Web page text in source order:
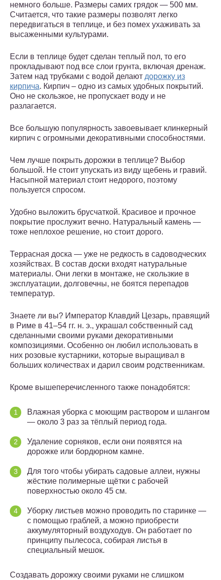
немного больше. Размеры самих грядок — 500 мм.
Считается, что такие размеры позволят легко
передвигаться в теплице, и без помех ухаживать за
высаженными культурами.
Если в теплице будет сделан теплый пол, то его
прокладывают под все слои грунта, включая дренаж.
Затем над трубками с водой делают дорожку из
кирпича. Кирпич – одно из самых удобных покрытий.
Оно не скользкое, не пропускает воду и не
разлагается.
Все большую популярность завоевывает клинкерный
кирпич с огромными декоративными способностями.
Чем лучше покрыть дорожки в теплице? Выбор
большой. Не стоит упускать из виду щебень и гравий.
Насыпной материал стоит недорого, поэтому
пользуется спросом.
Удобно выложить брусчаткой. Красивое и прочное
покрытие прослужит вечно. Натуральный камень —
тоже неплохое решение, но стоит дорого.
Террасная доска — уже не редкость в садоводческих
хозяйствах. В состав доски входят натуральные
материалы. Они легки в монтаже, не скользкие в
эксплуатации, долговечны, не боятся перепадов
температур.
Знаете ли вы? Император Клавдий Цезарь, правящий
в Риме в 41–54 гг. н. э., украшал собственный сад
сделанными своими руками декоративными
композициями. Особенно он любил использовать в
них розовые кустарники, которые выращивал в
больших количествах и дарил своим родственникам.
Кроме вышеперечисленного также понадобятся:
Влажная уборка с моющим раствором и шлангом
— около 3 раз за тёплый период года.
Удаление сорняков, если они появятся на
дорожке или бордюрном камне.
Для того чтобы убирать садовые аллеи, нужны
жёсткие полимерные щётки с рабочей
поверхностью около 45 см.
Уборку листьев можно проводить по старинке —
с помощью граблей, а можно приобрести
аккумуляторный воздуходув. Он работает по
принципу пылесоса, собирая листья в
специальный мешок.
Создавать дорожку своими руками не слишком